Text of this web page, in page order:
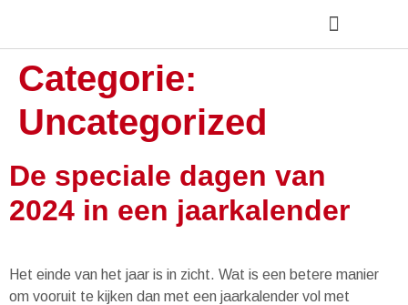
Categorie:
Uncategorized
De speciale dagen van
2024 in een jaarkalender
Het einde van het jaar is in zicht. Wat is een betere manier
om vooruit te kijken dan met een jaarkalender vol met